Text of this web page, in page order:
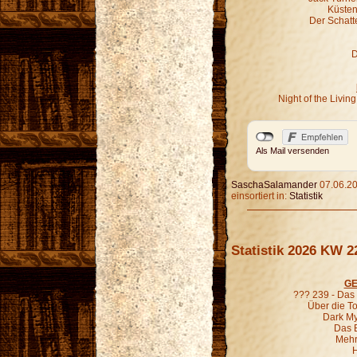
Der
Night of the
Als Mail versenden
SaschaSalamander
einsortiert in: Statistik
Statistik 2026 KW
??? 239 -
Über die
Dark
Das